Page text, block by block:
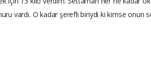
vardı. O kadar şerefli biriydi ki kimse onun